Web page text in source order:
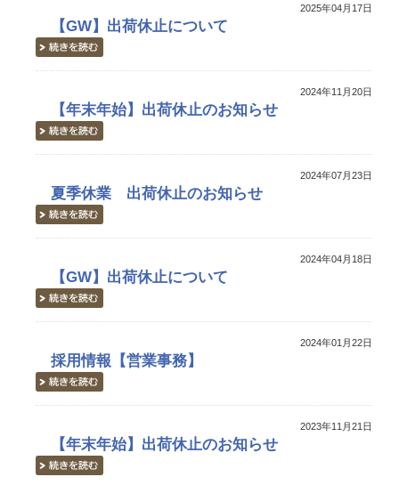
2025年04月17日
【GW】出荷休止について
2024年11月20日
【年末年始】出荷休止のお知らせ
2024年07月23日
夏季休業 出荷休止のお知らせ
2024年04月18日
【GW】出荷休止について
2024年01月22日
採用情報【営業事務】
2023年11月21日
【年末年始】出荷休止のお知らせ